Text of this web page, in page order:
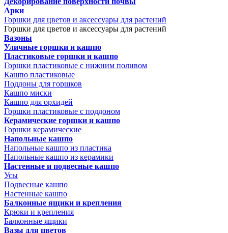
Арки
Горшки для цветов и аксессуары для растений
Горшки для цветов и аксессуары для растений
Вазоны
Уличные горшки и кашпо
Пластиковые горшки и кашпо
Горшки пластиковые с нижним поливом
Кашпо пластиковые
Поддоны для горшков
Кашпо миски
Кашпо для орхидей
Горшки пластиковые с поддоном
Керамические горшки и кашпо
Горшки керамические
Напольные кашпо
Напольные кашпо из пластика
Напольные кашпо из керамики
Настенные и подвесные кашпо
Усы
Подвесные кашпо
Настенные кашпо
Балконные ящики и крепления
Крюки и крепления
Балконные ящики
Вазы для цветов